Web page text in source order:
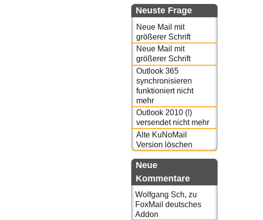
Neuste Frage
Neue Mail mit
größerer Schrift
Neue Mail mit
größerer Schrift
Outlook 365
synchronisieren
funktioniert nicht
mehr
Outlook 2010 (!)
versendet nicht mehr
Alte KuNoMail
Version löschen
Neue
Kommentare
Wolfgang Sch, zu
FoxMail deutsches
Addon